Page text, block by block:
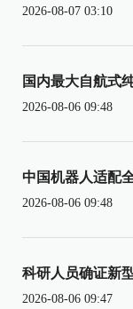
2026-08-07 03:10
国内最大自航式
2026-08-06 09:48
中国机器人适配
2026-08-06 09:48
科研人员确证新
2026-08-06 09:47